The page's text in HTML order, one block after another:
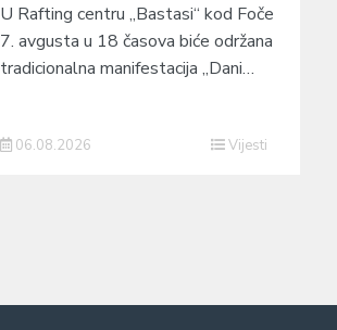
U Rafting centru „Bastasi“ kod Foče
7. avgusta u 18 časova biće održana
tradicionalna manifestacija „Dani…
06.08.2026 Vijesti